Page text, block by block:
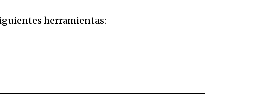
herramientas: